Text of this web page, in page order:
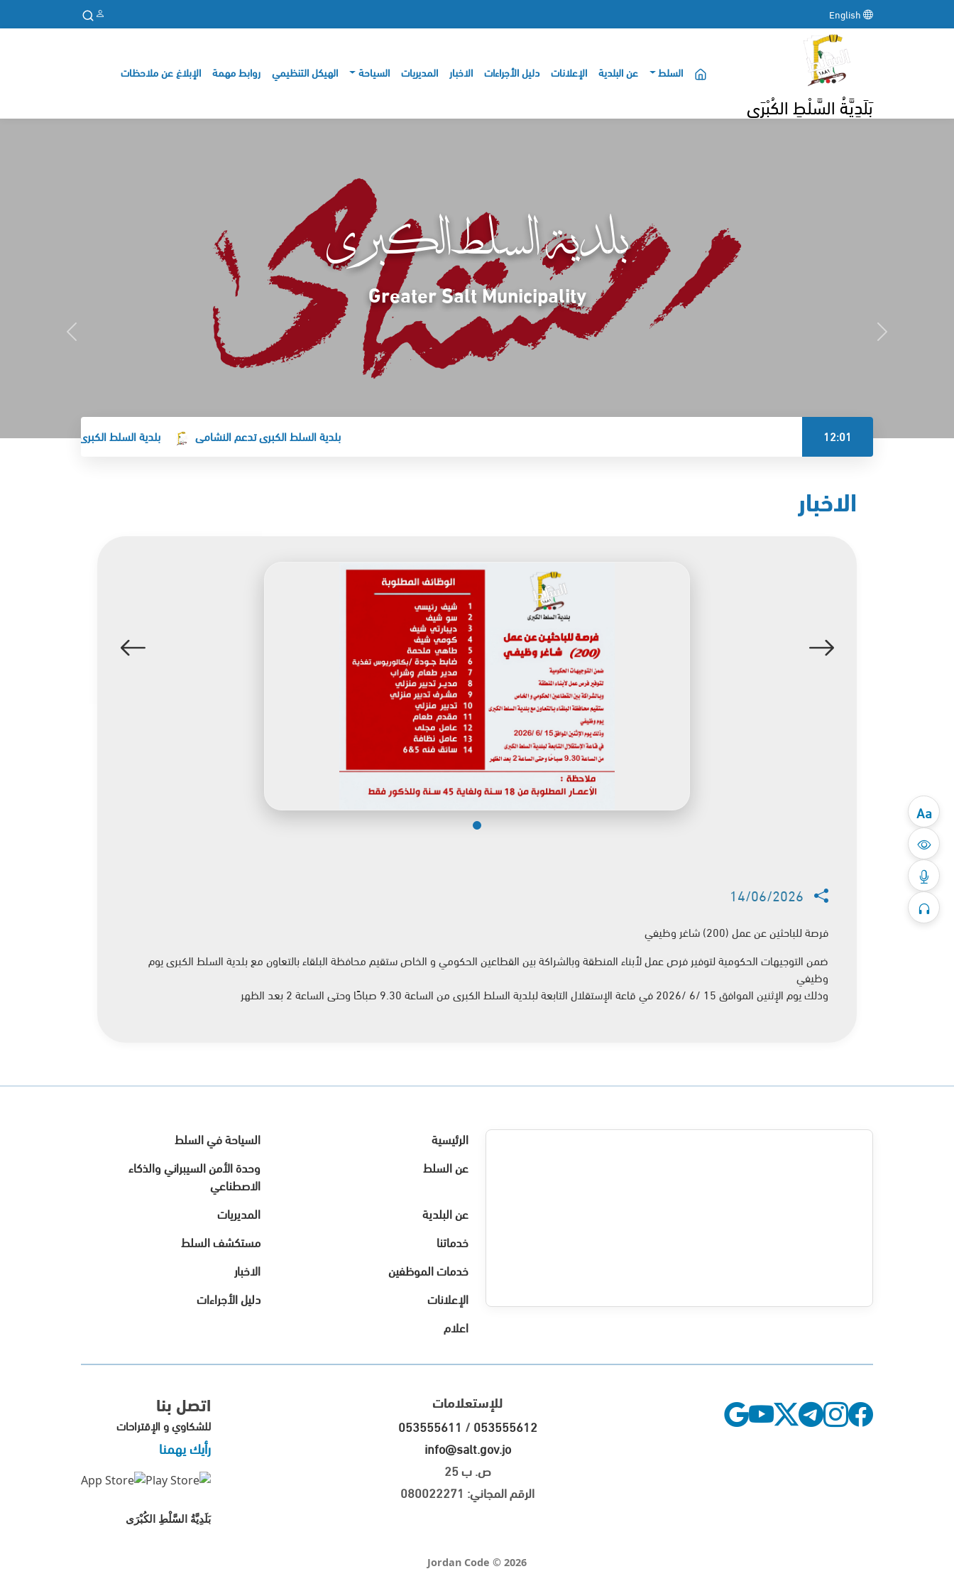
بَلَدِيَّةُ السَّلْطِ الكُبْرَى
السلط عن البلدية الإعلانات دليل الأجراءات الاخبار المديريات السياحة الهيكل التنظيمي روابط مهمة الإبلاغ عن ملاحظات
Aa
بلدية السلط الكبرى
Greater Salt Municipality
12:01 بلدية السلط الكبرى تدعم النشامى بلدية السلط الكبرى تهنئ جلالة الملك
الاخبار
14/06/2026
فرصة للباحثين عن عمل (200) شاغر وظيفي
ضمن التوجيهات الحكومية لتوفير فرص عمل لأبناء المنطقة وبالشراكة بين القطاعين الحكومي و الخاص ستقيم محافظة البلقاء بالتعاون مع بلدية السلط الكبرى يوم
وظيفي
وذلك يوم الإثنين الموافق 15 /6 /2026 في قاعة الإستقلال التابعة لبلدية السلط الكبرى من الساعة 9.30 صباحًا وحتى الساعة 2 بعد الظهر
الرئيسية
السياحة في السلط
عن السلط
وحدة الأمن السيبراني والذكاء
الاصطناعي
عن البلدية
المديريات
خدماتنا
مستكشف السلط
خدمات الموظفين
الاخبار
الإعلانات
دليل الأجراءات
اعلام
للإستعلامات
053555611 /053555612
info@salt.gov.jo
ص. ب 25
الرقم المجاني: 080022271
اتصل بنا
للشكاوي و الإقتراحات
رأيك يهمنا
بَلَدِيَّةُ السَّلْطِ الكُبْرَى
Jordan Code © 2026